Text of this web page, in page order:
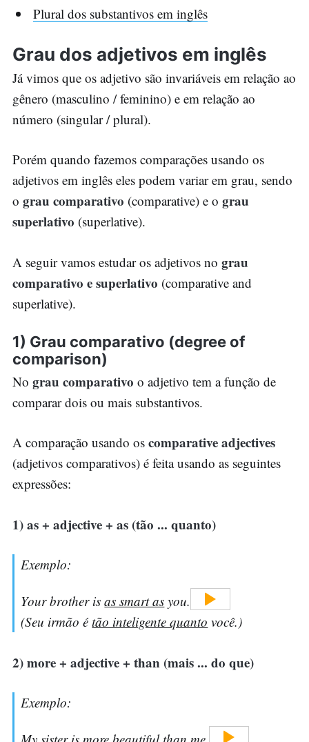
Plural dos substantivos em inglês
Grau dos adjetivos em inglês
Já vimos que os adjetivo são invariáveis em relação ao
gênero (masculino / feminino) e em relação ao
número (singular / plural).
Porém quando fazemos comparações usando os
adjetivos em inglês eles podem variar em grau, sendo
o grau comparativo (comparative) e o grau
superlativo (superlative).
A seguir vamos estudar os adjetivos no grau
comparativo e superlativo (comparative and
superlative).
1) Grau comparativo (degree of
comparison)
No grau comparativo o adjetivo tem a função de
comparar dois ou mais substantivos.
A comparação usando os comparative adjectives
(adjetivos comparativos) é feita usando as seguintes
expressões:
1) as + adjective + as (tão ... quanto)
Exemplo:
Your brother isas smart as you.
(Seu irmão étão inteligente quanto você.)
2) more + adjective + than (mais ... do que)
Exemplo: